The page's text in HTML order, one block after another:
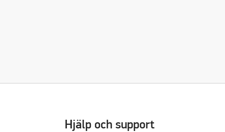
Hjälp och support